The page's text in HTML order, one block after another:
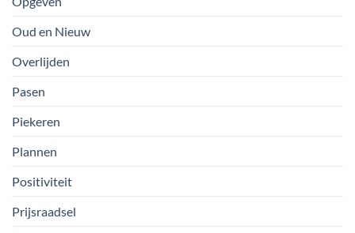
Oud en Nieuw
Overlijden
Pasen
Piekeren
Plannen
Positiviteit
Prijsraadsel